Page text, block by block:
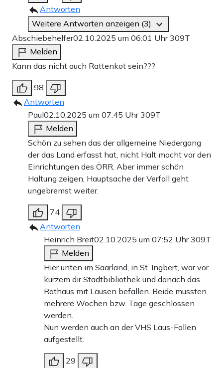
Antworten
Weitere Antworten anzeigen (3)
Abschiebehelfer02.10.2025 um 06:01 Uhr309T
Melden
Kann das nicht auch Rattenkot sein???
98
Antworten
Paul02.10.2025 um 07:45 Uhr309T
Melden
Schön zu sehen das der allgemeine Niedergang
der das Land erfasst hat, nicht Halt macht vor den
Einrichtungen des ÖRR. Aber immer schön
Haltung zeigen, Hauptsache der Verfall geht
ungebremst weiter.
74
Antworten
Heinrich Breit02.10.2025 um 07:52 Uhr309T
Melden
Hier unten im Saarland, in St. Ingbert, war vor
kurzem dir Stadtbibliothek und danach das
Rathaus mit Läusen befallen. Beide mussten
mehrere Wochen bzw. Tage geschlossen
werden.
Nun werden auch an der VHS Laus-Fallen
aufgestellt.
29